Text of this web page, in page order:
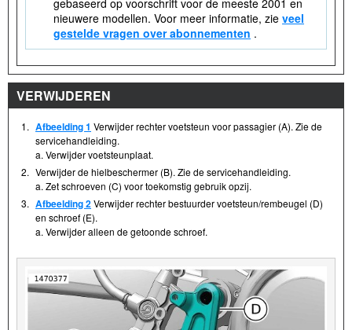
gebaseerd op voorschrift voor de meeste 2001 en
nieuwere modellen. Voor meer informatie, zie veel
gestelde vragen over abonnementen .
VERWIJDEREN
1. Afbeelding 1 Verwijder rechter voetsteun voor passagier (A). Zie de
servicehandleiding.
a. Verwijder voetsteunplaat.
2. Verwijder de hielbeschermer (B). Zie de servicehandleiding.
a. Zet schroeven (C) voor toekomstig gebruik opzij.
3. Afbeelding 2Verwijder rechter bestuurder voetsteun/rembeugel (D)
en schroef (E).
a. Verwijder alleen de getoonde schroef.